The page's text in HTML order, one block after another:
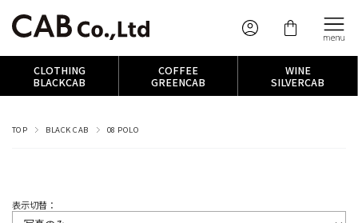
CLOTHING
BLACKCAB
COFFEE
GREENCAB
WINE
SILVERCAB
TOP BLACK CAB 08 POLO
表示切替：